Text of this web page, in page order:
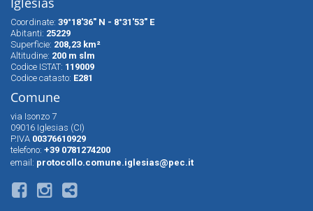
Coordinate: 39°18'36" N - 8°31'53" E
Abitanti: 25229
Superfìcie: 208,23 km²
Altitudine: 200 m slm
Codice ISTAT: 119009
Codice catasto: E281
Comune
via Isonzo 7
09016 Iglesias (CI)
P.IVA 00376610929
telefono: +39 0781274200
email: protocollo.comune.iglesias@pec.it